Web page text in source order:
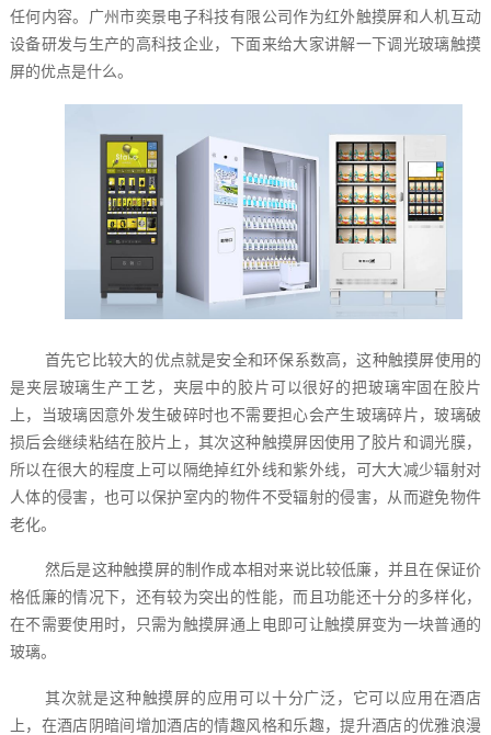
任何内容。广州市奕景电子科技有限公司作为红外触摸屏和人机互动
设备研发与生产的高科技企业，下面来给大家讲解一下调光玻璃触摸
屏的优点是什么。
首先它比较大的优点就是安全和环保系数高，这种触摸屏使用的
是夹层玻璃生产工艺，夹层中的胶片可以很好的把玻璃牢固在胶片
上，当玻璃因意外发生破碎时也不需要担心会产生玻璃碎片，玻璃破
损后会继续粘结在胶片上，其次这种触摸屏因使用了胶片和调光膜，
所以在很大的程度上可以隔绝掉红外线和紫外线，可大大减少辐射对
人体的侵害，也可以保护室内的物件不受辐射的侵害，从而避免物件
老化。
然后是这种触摸屏的制作成本相对来说比较低廉，并且在保证价
格低廉的情况下，还有较为突出的性能，而且功能还十分的多样化，
在不需要使用时，只需为触摸屏通上电即可让触摸屏变为一块普通的
玻璃。
其次就是这种触摸屏的应用可以十分广泛，它可以应用在酒店
上，在酒店阴暗间增加酒店的情趣风格和乐趣，提升酒店的优雅浪漫